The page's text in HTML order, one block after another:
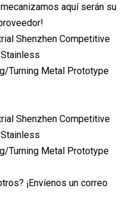
aquí serán su
¡Envíenos un correo